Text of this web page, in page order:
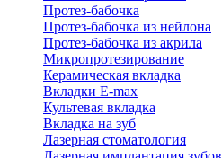
Протез-бабочка
Протез-бабочка из нейлона
Протез-бабочка из акрила
Микропротезирование
Керамическая вкладка
Вкладки E-max
Культевая вкладка
Вкладка на зуб
Лазерная стоматология